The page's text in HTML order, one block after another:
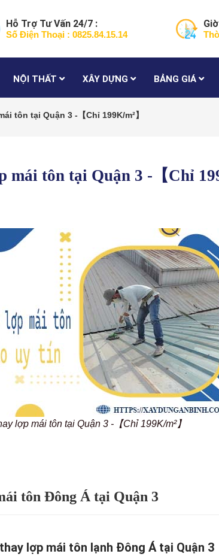
Hỗ Trợ Tư Vấn 24/7 :
Số Điện Thoại : 0825.84.15.14
NỘI THẤT XÂY DỰNG BẢNG GIÁ
tôn tại Quận 3 -【Chỉ 199K/m²】
tôn tại Quận 3 -【Chỉ
lợp mái tôn tại Quận 3 -【Chỉ 199K/m²】
tôn Đông Á tại Quận 3
lợp mái tôn lạnh Đông Á tại Quận 3